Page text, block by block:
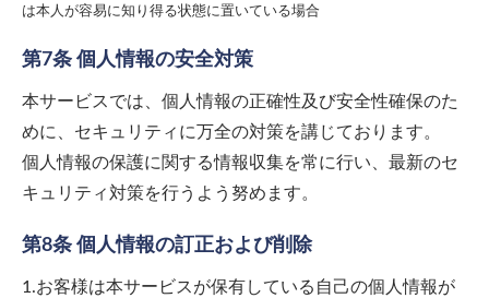
は本人が容易に知り得る状態に置いている場合
第7条 個人情報の安全対策
本サービスでは、個人情報の正確性及び安全性確保のた
めに、セキュリティに万全の対策を講じております。
個人情報の保護に関する情報収集を常に行い、最新のセ
キュリティ対策を行うよう努めます。
第8条 個人情報の訂正および削除
1.お客様は本サービスが保有している自己の個人情報が